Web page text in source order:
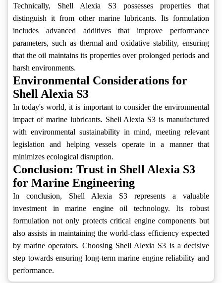
Technically, Shell Alexia S3 possesses properties that
distinguish it from other marine lubricants. Its formulation
includes advanced additives that improve performance
parameters, such as thermal and oxidative stability, ensuring
that the oil maintains its properties over prolonged periods and
harsh environments.
Environmental Considerations for
Shell Alexia S3
In today's world, it is important to consider the environmental
impact of marine lubricants. Shell Alexia S3 is manufactured
with environmental sustainability in mind, meeting relevant
legislation and helping vessels operate in a manner that
minimizes ecological disruption.
Conclusion: Trust in Shell Alexia S3
for Marine Engineering
In conclusion, Shell Alexia S3 represents a valuable
investment in marine engine oil technology. Its robust
formulation not only protects critical engine components but
also assists in maintaining the world-class efficiency expected
by marine operators. Choosing Shell Alexia S3 is a decisive
step towards ensuring long-term marine engine reliability and
performance.